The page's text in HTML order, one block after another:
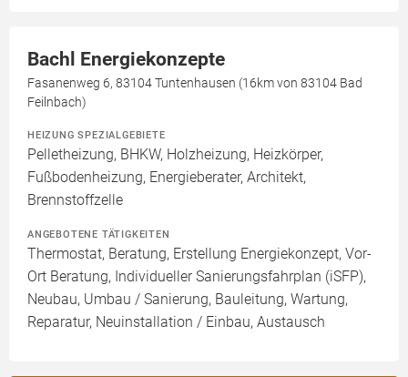
Bachl Energiekonzepte
Fasanenweg 6, 83104 Tuntenhausen (16km von 83104 Bad
Feilnbach)
HEIZUNG SPEZIALGEBIETE
Pelletheizung, BHKW, Holzheizung, Heizkörper,
Fußbodenheizung, Energieberater, Architekt,
Brennstoffzelle
ANGEBOTENE TÄTIGKEITEN
Thermostat, Beratung, Erstellung Energiekonzept, Vor-
Ort Beratung, Individueller Sanierungsfahrplan (iSFP),
Neubau, Umbau / Sanierung, Bauleitung, Wartung,
Reparatur, Neuinstallation / Einbau, Austausch